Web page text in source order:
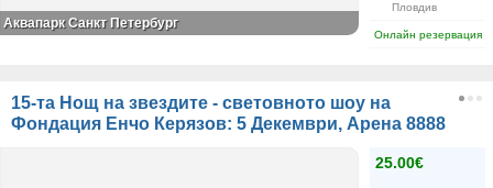
Пловдив
Онлайн резервация
Аквапарк Санкт Петербург
15-та Нощ на звездите - световното шоу на
Фондация Енчо Керязов: 5 Декември, Арена 8888
25.00€